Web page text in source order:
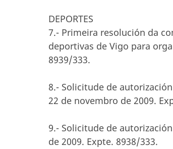
DEPORTES
7.- Primeira resolución da
deportivas de Vigo para
8939/333.
8.- Solicitude de
22 de novembro de 2009.
9.- Solicitude de
de 2009. Expte. 8938/333.